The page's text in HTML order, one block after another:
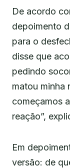
De acordo
depoimento
para o
disse que
pedindo
matou minha
começamos
reação”,
Em
versão: de